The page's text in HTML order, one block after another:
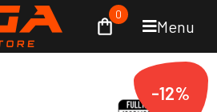
Menu
0
-12%